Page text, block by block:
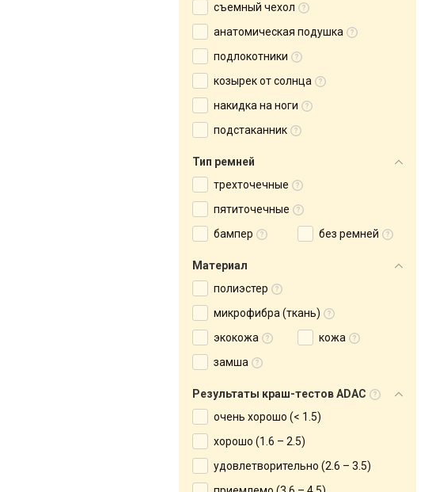
съемный чехол
анатомическая подушка
подлокотники
козырек от солнца
накидка на ноги
подстаканник
Тип ремней
трехточечные
пятиточечные
бампер
без ремней
Материал
полиэстер
микрофибра (ткань)
экокожа
кожа
замша
Результаты краш-тестов ADAC
очень хорошо (< 1.5)
хорошо (1.6 – 2.5)
удовлетворительно (2.6 – 3.5)